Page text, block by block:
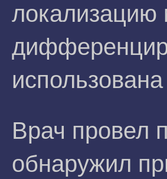
локализацию
Врач провел
обнаружил